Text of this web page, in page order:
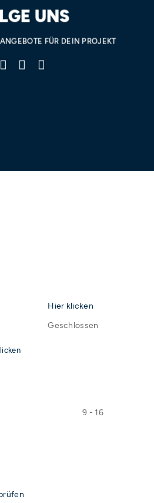
UNS
FÜR DEIN PROJEKT
Hier klicken
Geschlossen
9 - 16